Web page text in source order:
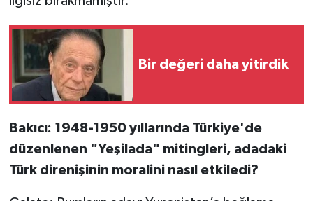
Bir değeri daha yitirdik
Bakıcı: 1948-1950 yıllarında Türkiye'de
düzenlenen "Yeşilada" mitingleri, adadaki
Türk direnişinin moralini nasıl etkiledi?